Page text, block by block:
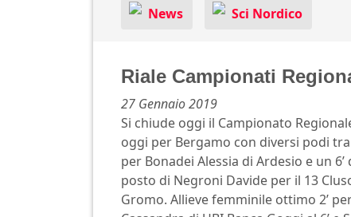
News Sci Nordico
Riale Campionati
27 Gennaio 2019
Si chiude oggi il Campionato
oggi per Bergamo con diversi podi
per Bonadei Alessia di Ardesio e un
posto di Negroni Davide per il 13
Gromo. Allieve femminile ottimo 2’